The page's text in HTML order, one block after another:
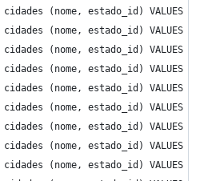
cidades (nome, estado_id) VALUES
cidades (nome, estado_id) VALUES
cidades (nome, estado_id) VALUES
cidades (nome, estado_id) VALUES
cidades (nome, estado_id) VALUES
cidades (nome, estado_id) VALUES
cidades (nome, estado_id) VALUES
cidades (nome, estado_id)
cidades (nome, estado_id) VALUES